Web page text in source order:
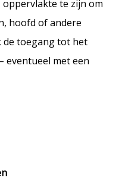
oppervlakte te zijn om
hoofd of andere
de toegang tot het
eventueel met een